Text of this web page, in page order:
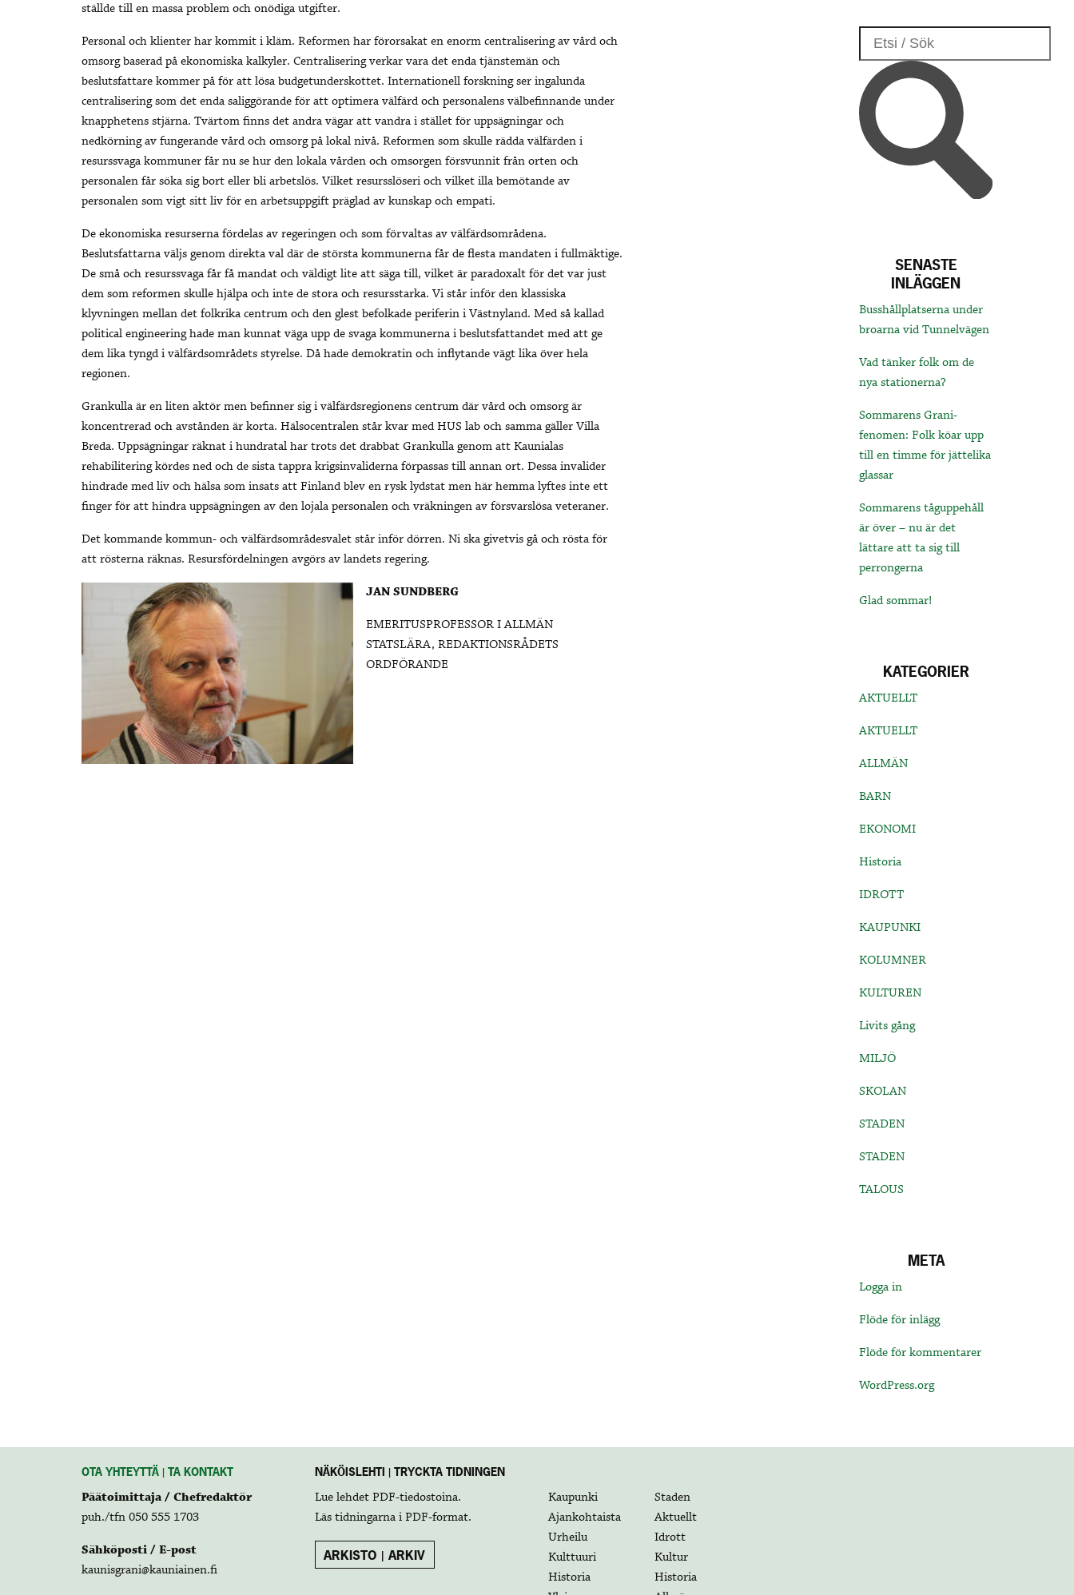
ställde till en massa problem och onödiga utgifter.
Personal och klienter har kommit i kläm. Reformen har förorsakat en enorm centralisering av vård och
omsorg baserad på ekonomiska kalkyler. Centralisering verkar vara det enda tjänstemän och
beslutsfattare kommer på för att lösa budgetunderskottet. Internationell forskning ser ingalunda
centralisering som det enda saliggörande för att optimera välfärd och personalens välbefinnande under
knapphetens stjärna. Tvärtom finns det andra vägar att vandra i stället för uppsägningar och
nedkörning av fungerande vård och omsorg på lokal nivå. Reformen som skulle rädda välfärden i
resurssvaga kommuner får nu se hur den lokala vården och omsorgen försvunnit från orten och
personalen får söka sig bort eller bli arbetslös. Vilket resursslöseri och vilket illa bemötande av
personalen som vigt sitt liv för en arbetsuppgift präglad av kunskap och empati.
De ekonomiska resurserna fördelas av regeringen och som förvaltas av välfärdsområdena.
Beslutsfattarna väljs genom direkta val där de största kommunerna får de flesta mandaten i fullmäktige.
De små och resurssvaga får få mandat och väldigt lite att säga till, vilket är paradoxalt för det var just
dem som reformen skulle hjälpa och inte de stora och resursstarka. Vi står inför den klassiska
klyvningen mellan det folkrika centrum och den glest befolkade periferin i Västnyland. Med så kallad
political engineering hade man kunnat väga upp de svaga kommunerna i beslutsfattandet med att ge
dem lika tyngd i välfärdsområdets styrelse. Då hade demokratin och inflytande vägt lika över hela
regionen.
Grankulla är en liten aktör men befinner sig i välfärdsregionens centrum där vård och omsorg är
koncentrerad och avstånden är korta. Hälsocentralen står kvar med HUS lab och samma gäller Villa
Breda. Uppsägningar räknat i hundratal har trots det drabbat Grankulla genom att Kaunialas
rehabilitering kördes ned och de sista tappra krigsinvaliderna förpassas till annan ort. Dessa invalider
hindrade med liv och hälsa som insats att Finland blev en rysk lydstat men här hemma lyftes inte ett
finger för att hindra uppsägningen av den lojala personalen och vräkningen av försvarslösa veteraner.
Det kommande kommun- och välfärdsområdesvalet står inför dörren. Ni ska givetvis gå och rösta för
att rösterna räknas. Resursfördelningen avgörs av landets regering.
JAN SUNDBERG
EMERITUSPROFESSOR I ALLMÄN
STATSLÄRA, REDAKTIONSRÅDETS
ORDFÖRANDE
SENASTE
INLÄGGEN
Busshållplatserna under
broarna vid Tunnelvägen
Vad tänker folk om de
nya stationerna?
Sommarens Grani-
fenomen: Folk köar upp
till en timme för jättelika
glassar
Sommarens tåguppehåll
är över – nu är det
lättare att ta sig till
perrongerna
Glad sommar!
KATEGORIER
AKTUELLT
AKTUELLT
ALLMÄN
BARN
EKONOMI
Historia
IDROTT
KAUPUNKI
KOLUMNER
KULTUREN
Livits gång
MILJÖ
SKOLAN
STADEN
STADEN
TALOUS
META
Logga in
Flöde för inlägg
Flöde för kommentarer
WordPress.org
OTA YHTEYTTÄ | TA KONTAKT
Päätoimittaja / Chefredaktör
puh./tfn 050 555 1703
Sähköposti / E-post
kaunisgrani@kauniainen.fi
NÄKÖISLEHTI | TRYCKTA TIDNINGEN
Lue lehdet PDF-tiedostoina.
Läs tidningarna i PDF-format.
ARKISTO | ARKIV
Kaupunki
Staden
Ajankohtaista
Aktuellt
Urheilu
Idrott
Kulttuuri
Kultur
Historia
Historia